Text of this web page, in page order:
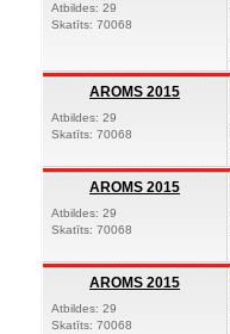
Atbildes: 29
Skatīts: 70068
AROMS 2015
Atbildes: 29
Skatīts: 70068
AROMS 2015
Atbildes: 29
Skatīts: 70068
AROMS 2015
Atbildes: 29
Skatīts: 70068